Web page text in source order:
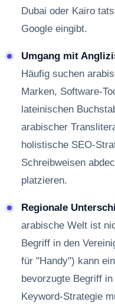
Dubai oder Kairo
Google eingibt.
Umgang mit
Häufig suchen
Marken, Software-
lateinischen
arabischer
holistische SEO-
Schreibweisen
platzieren.
Regionale
arabische Welt ist
Begriff in den
für "Handy") kann
bevorzugte Begriff
Keyword-Strategie